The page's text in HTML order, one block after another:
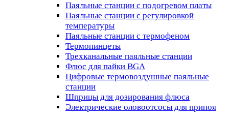
Паяльные станции с подогревом платы
Паяльные станции с регулировкой
температуры
Паяльные станции с термофеном
Термопинцеты
Трехканальные паяльные станции
Флюс для пайки BGA
Цифровые термовоздушные паяльные
станции
Шприцы для дозирования флюса
Электрические оловоотсосы для припоя